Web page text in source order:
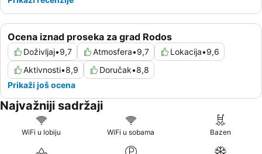
Ocena iznad proseka za grad Rodos
Doživljaj•9,7 Atmosfera•9,7 Lokacija•9,6
Aktivnosti•8,9 Doručak•8,8
Prikaži još ocena
Najvažniji sadržaji
WiFi u lobiju WiFi u sobama Bazen